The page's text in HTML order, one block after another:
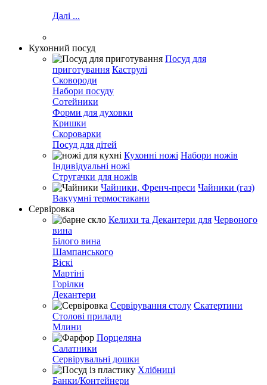
Далі ...
Кухонний посуд
Посуд для
приготування Каструлі
Сковороди
Набори посуду
Сотейники
Форми для духовки
Кришки
Скороварки
Посуд для дітей
Кухонні ножі Набори ножів
Індивідуальні ножі
Стругачки для ножів
Чайники, Френч-преси Чайники (газ)
Вакуумні термостакани
Сервіровка
Келихи та Декантери для Червоного
вина
Білого вина
Шампанського
Віскі
Мартіні
Горілки
Декантери
Сервірування столу Скатертини
Столові прилади
Млини
Порцеляна
Салатники
Сервірувальні дошки
Хлібниці
Банки/Контейнери